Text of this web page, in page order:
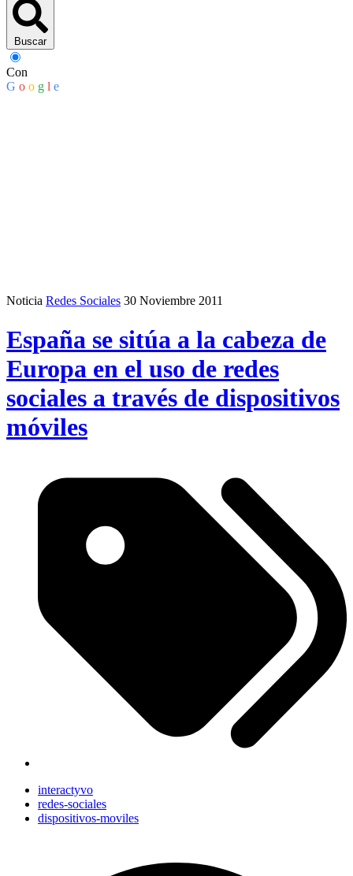
Buscar
Con
G o o g l e
Noticia Redes Sociales 30 Noviembre 2011
España se sitúa a la cabeza de
Europa en el uso de redes
sociales a través de dispositivos
móviles
interactyvo
redes-sociales
dispositivos-moviles